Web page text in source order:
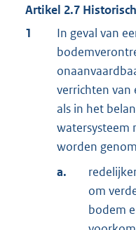
Artikel 2.7
1
In geval van
verrichten van
als in het
watersysteem
worden
a.
om
bodem